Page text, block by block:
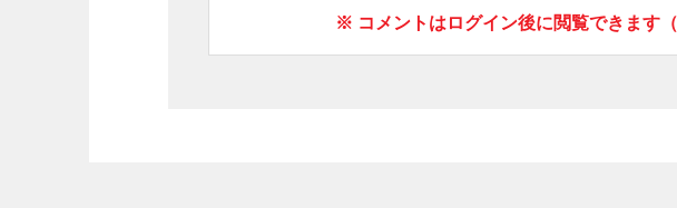
※ コメントはログイン後に閲覧できます（